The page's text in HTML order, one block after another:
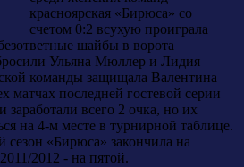
красноярская «Бирюса» со
счетом 0:2 всухую проиграла
шайбы в ворота
Ульяна Мюллер и Лидия
команды защищала Валентина
матчах последней гостевой серии
заработали всего 2 очка, но их
на 4-м месте в турнирной таблице.
«Бирюса» закончила на
2012 - на пятой.